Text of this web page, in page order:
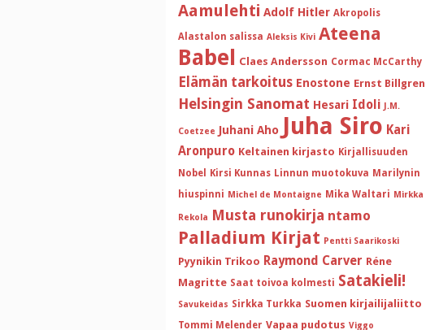
Aamulehti Adolf Hitler Akropolis
Alastalon salissa Aleksis Kivi Ateena
Babel Claes Andersson Cormac McCarthy
Elämän tarkoitus Enostone Ernst Billgren
Helsingin Sanomat Hesari Idoli J.M.
Coetzee Juhani Aho Juha Siro Kari
Aronpuro Keltainen kirjasto Kirjallisuuden
Nobel
Kirsi Kunnas Linnun muotokuva Marilynin
hiuspinni Michel de Montaigne Mika Waltari Mirkka
Rekola Musta runokirja ntamo
Palladium Kirjat Pentti Saarikoski
Pyynikin Trikoo Raymond Carver Réne
Magritte Saat toivoa kolmesti Satakieli!
Savukeidas Sirkka Turkka Suomen kirjailijaliitto
Tommi Melender Vapaa pudotus Viggo